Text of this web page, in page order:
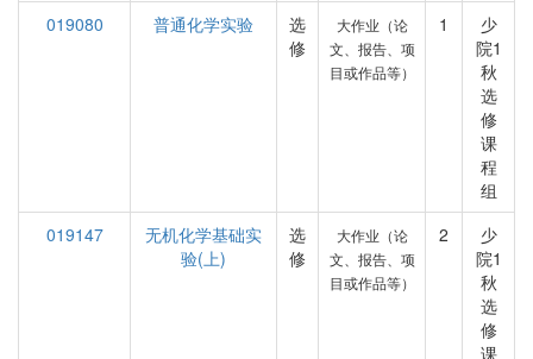
019080
普通化学实验
选
修
大作业（论
文、报告、项
目或作品等）
1
少
院1
秋
选
修
课
程
组
019147
无机化学基础实
验(上)
选
修
大作业（论
文、报告、项
目或作品等）
2
少
院1
秋
选
修
课